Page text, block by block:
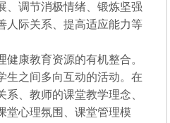
、调节消极情绪、锻炼坚强
人际关系、提高适应能力等
康教育资源的有机整合。
生之间多向互动的活动。在
、教师的课堂教学理念、
堂心理氛围、课堂管理模